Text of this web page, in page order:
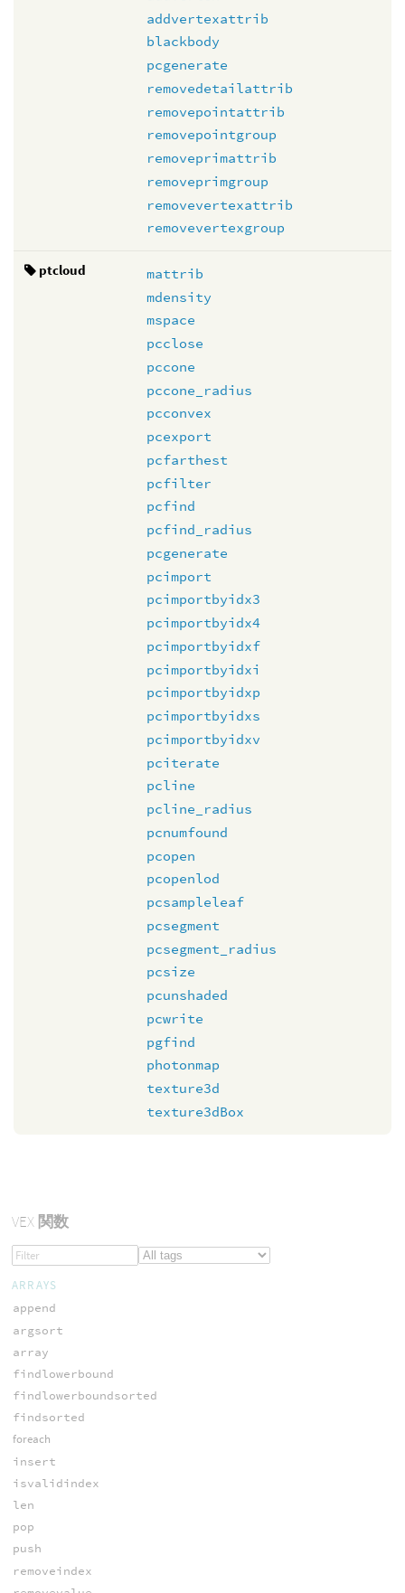
addvertexattrib
blackbody
pcgenerate
removedetailattrib
removepointattrib
removepointgroup
removeprimattrib
removeprimgroup
removevertexattrib
removevertexgroup
ptcloud
mattrib
mdensity
mspace
pcclose
pccone
pccone_radius
pcconvex
pcexport
pcfarthest
pcfilter
pcfind
pcfind_radius
pcgenerate
pcimport
pcimportbyidx3
pcimportbyidx4
pcimportbyidxf
pcimportbyidxi
pcimportbyidxp
pcimportbyidxs
pcimportbyidxv
pciterate
pcline
pcline_radius
pcnumfound
pcopen
pcopenlod
pcsampleleaf
pcsegment
pcsegment_radius
pcsize
pcunshaded
pcwrite
pgfind
photonmap
texture3d
texture3dBox
VEX関数
ARRAYS
append
argsort
array
findlowerbound
findlowerboundsorted
findsorted
foreach
insert
isvalidindex
len
pop
push
removeindex